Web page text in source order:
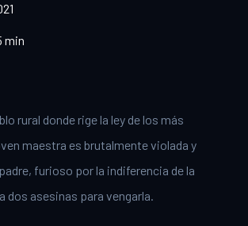
min
rural donde rige la ley de los más
maestra es brutalmente violada y
furioso por la indiferencia de la
dos asesinas para vengarla.